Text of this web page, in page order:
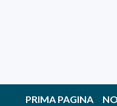
PRIMA PAGINA